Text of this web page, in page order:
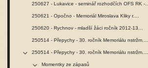
250627 - Lukavice - seminář rozhodčích OFS RK -…
250621 - Opočno - Memoriál Miroslava Kliky r.…
250620 - Rychnov - mladší žáci ročník 2012-13…
250514 - Přepychy - 30. ročník Memoriálu nstržm.…
250514 - Přepychy - 30. ročník Memoriálu nstržm.…
Momentky ze zápasů